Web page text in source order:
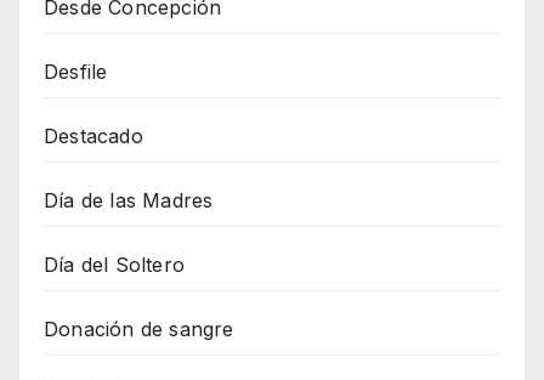
Desde Concepción
Desfile
Destacado
Día de las Madres
Día del Soltero
Donación de sangre